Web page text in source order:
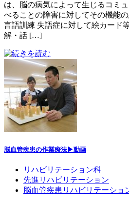
は、脳の病気によって生じるコミ
べることの障害に対してその機能
言語訓練 失語症に対して絵カード
解・話 […]
脳血管疾患の作業療法▶動画
リハビリテーション科
先進リハビリテーション
脳血管疾患リハビリテーショ